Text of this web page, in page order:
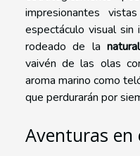
impresionantes
espectáculo visual sin
rodeado de la
vaivén de las olas
aroma marino como
que perdurarán por
Aventuras en